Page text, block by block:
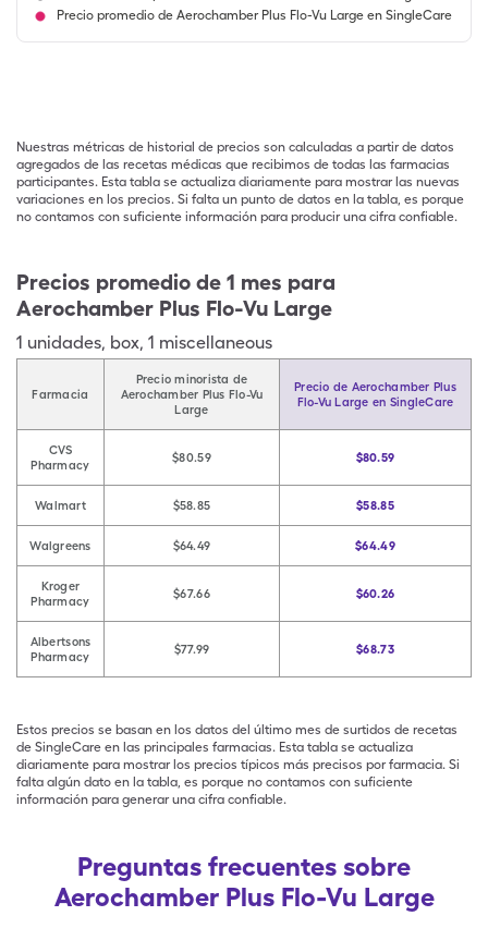
Precio promedio de Aerochamber Plus Flo-Vu Large en SingleCare
Nuestras métricas de historial de precios son calculadas a partir de datos
agregados de las recetas médicas que recibimos de todas las farmacias
participantes. Esta tabla se actualiza diariamente para mostrar las nuevas
variaciones en los precios. Si falta un punto de datos en la tabla, es porque
no contamos con suficiente información para producir una cifra confiable.
Precios promedio de 1 mes para
Aerochamber Plus Flo-Vu Large
1 unidades, box, 1 miscellaneous
Farmacia
Precio minorista de
Aerochamber Plus Flo-Vu
Large
Precio de Aerochamber Plus
Flo-Vu Large en SingleCare
CVS
Pharmacy
$80.59 $80.59
Walmart $58.85 $58.85
Walgreens $64.49 $64.49
Kroger
Pharmacy
$67.66 $60.26
Albertsons
Pharmacy
$77.99 $68.73
Estos precios se basan en los datos del último mes de surtidos de recetas
de SingleCare en las principales farmacias. Esta tabla se actualiza
diariamente para mostrar los precios típicos más precisos por farmacia. Si
falta algún dato en la tabla, es porque no contamos con suficiente
información para generar una cifra confiable.
Preguntas frecuentes sobre
Aerochamber Plus Flo-Vu Large